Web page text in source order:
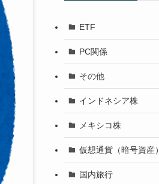
ETF
PC関係
その他
インドネシア株
メキシコ株
仮想通貨（暗号資産）
国内旅行